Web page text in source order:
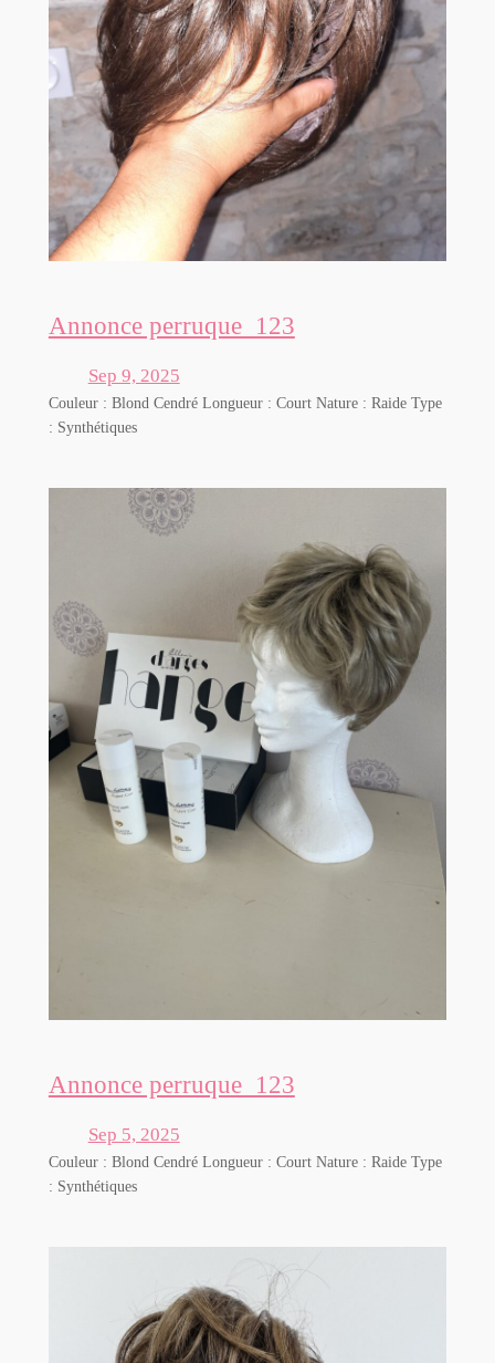
Annonce perruque_123
Sep 9, 2025
Couleur : Blond Cendré Longueur : Court Nature : Raide Type
: Synthétiques
Annonce perruque_123
Sep 5, 2025
Couleur : Blond Cendré Longueur : Court Nature : Raide Type
: Synthétiques